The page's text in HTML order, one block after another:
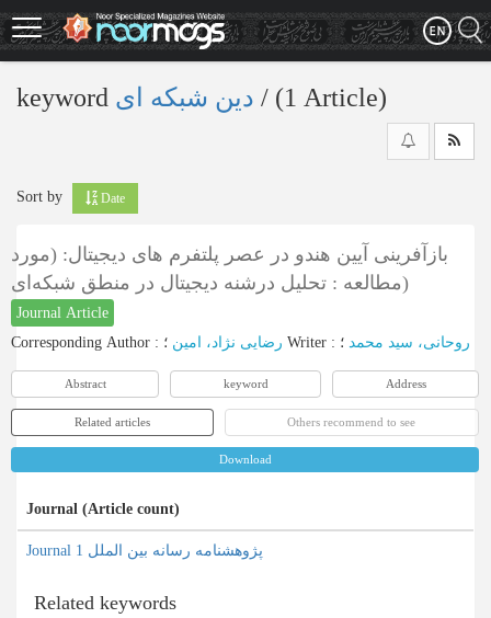
Skip
to
main
keyword ‎/ (1 Article)
Sort by Date
بازآفرینی آیین هندو در عصر پلتفرم های دیجیتال: (مورد
مطالعه : تحلیل درشنه دیجیتال در منطق شبکه‌ای)
Journal Article
Corresponding Author : رضایی نژاد، امین Writer : روحانی، سید محمد ؛
Abstract keyword Address
Related articles Others recommend to see
Download
Journal (Article count)
Journal پژوهشنامه رسانه بین الملل 1
Related keywords